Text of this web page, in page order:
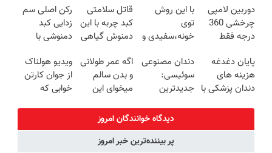
روزه ساخت!
دوربین لامپی
چرخشی 360
درجه فقط
🔥 پرداخت
درب منزل
با این روش
توی
خونه،سفیدی و
برگردون
(40%off)
قاتل سلامتی
کبد چربه با این
دمنوش گیاهی
رکن اصلی سم
زدایی کبد
دمنوشی با
موثر(دارای
مجوز وزارت
بهداشت)
پایان دغدغه
هزینه های
دندان پزشکی با
دندان مصنوعی
سوئیسی:
جدیدترین
سبک و مقاوم |
پرداخت قسطی
اگه عمر طولانی
و بدن سالم
میخوای این
تخفیف بخر
ویدیو هولناک
از جوان کارتن
خوابی که
دیدگاه خوانندگان امروز
پر بیننده‌ترین خبر امروز